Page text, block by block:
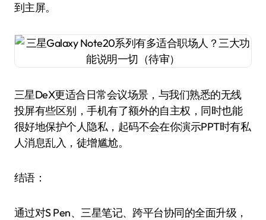
到主屏。
三星DeX更适合日常会议场景，与我们熟悉的无线
投屏有些区别，手机有了额外的自主权，同时也能
很好地保护个人隐私，起码不会在你演示PPT时有私
人消息乱入，徒增尴尬。
结语：
通过对S Pen、三星笔记、跨平台协同的全面升级，